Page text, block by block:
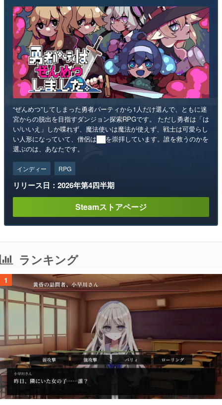
“ぜんめつ”してしまった勇者パーティから1人だけ選んで、ともに迷
宮からの脱出を目指すダンジョン探索RPGです。 ただし勇者は「は
い/いいえ」しか喋れず、魔法使いは魔法が使えず、戦士は可愛らし
い人形になっていて、僧侶は██を崇拝しています。誰を救うのかを
選ぶのは、あなたです。
インディー RPG
リリース日：2026年第4四半期
Steamストアページ
ランキング
1